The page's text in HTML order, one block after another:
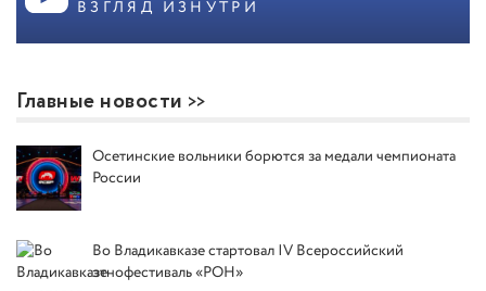
ВЗГЛЯД ИЗНУТРИ
Главные новости
Осетинские вольники борются за медали чемпионата
России
Во Владикавказе стартовал IV Всероссийский
этнофестиваль «РОН»